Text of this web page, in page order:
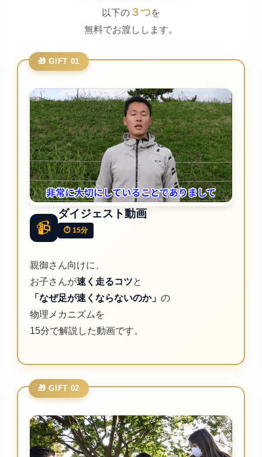
以下の ３つを
無料でお渡しします。
🎁 GIFT 01
📹
ダイジェスト動画
⏱ 15分
親御さん向けに、
お子さんが速く走るコツと
「なぜ足が速くならないのか」 の
物理メカニズムを
15分で解説した動画です。
🎁 GIFT 02